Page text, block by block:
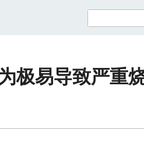
极易导致严重